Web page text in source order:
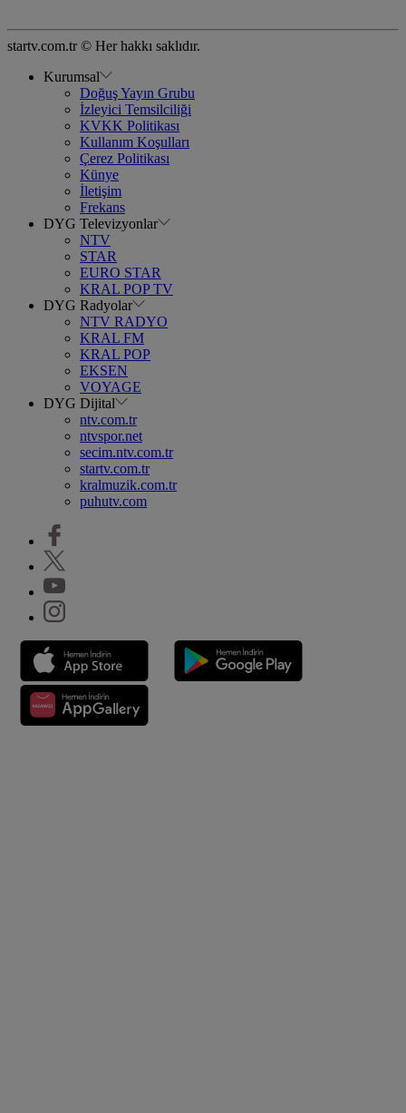
startv.com.tr © Her hakkı saklıdır.
Kurumsal
Doğuş Yayın Grubu
İzleyici Temsilciliği
KVKK Politikası
Kullanım Koşulları
Çerez Politikası
Künye
İletişim
Frekans
DYG Televizyonlar
NTV
STAR
EURO STAR
KRAL POP TV
DYG Radyolar
NTV RADYO
KRAL FM
KRAL POP
EKSEN
VOYAGE
DYG Dijital
ntv.com.tr
ntvspor.net
secim.ntv.com.tr
startv.com.tr
kralmuzik.com.tr
puhutv.com